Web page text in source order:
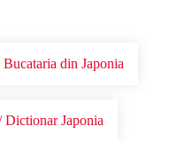
Bucataria din Japonia
Dictionar Japonia